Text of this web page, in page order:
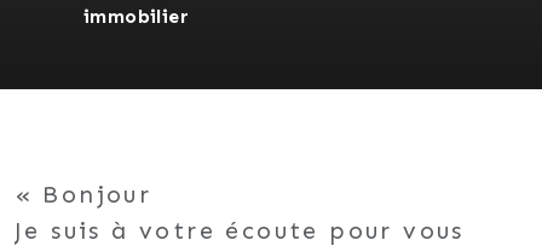
immobilier
Bonjour
Je suis à votre écoute pour vous